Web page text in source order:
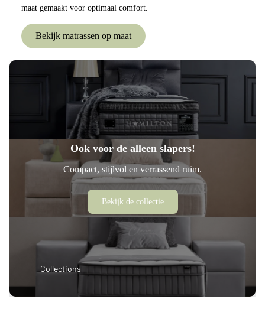
Collections
maat gemaakt voor optimaal comfort.
Bekijk matrassen op maat
Ook voor de alleen slapers!
Compact, stijlvol en verrassend ruim.
Bekijk de collectie